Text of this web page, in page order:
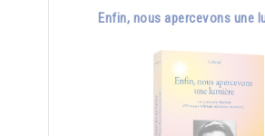
Enfin, nous apercevons une